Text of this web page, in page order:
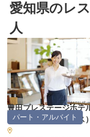
愛知県のレ
人
豊田プレステージホテ
（レストランサービス ）
パート・アルバイト